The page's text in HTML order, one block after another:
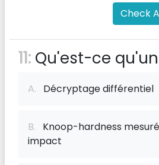
Check
11: Qu'est-ce
A. Décryptage différentiel
B. Knoop-hardness
impact